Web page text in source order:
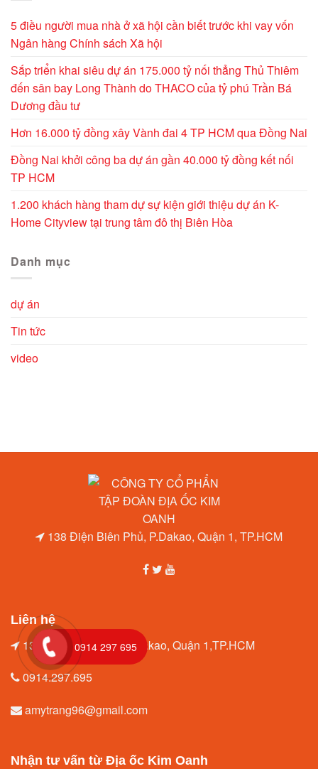
5 điều người mua nhà ở xã hội cần biết trước khi vay vốn
Ngân hàng Chính sách Xã hội
Sắp triển khai siêu dự án 175.000 tỷ nối thẳng Thủ Thiêm
đến sân bay Long Thành do THACO của tỷ phú Trần Bá
Dương đầu tư
Hơn 16.000 tỷ đồng xây Vành đai 4 TP HCM qua Đồng Nai
Đồng Nai khởi công ba dự án gần 40.000 tỷ đồng kết nối
TP HCM
1.200 khách hàng tham dự sự kiện giới thiệu dự án K-
Home Cityview tại trung tâm đô thị Biên Hòa
Danh mục
dự án
Tin tức
video
138 Điện Biên Phủ, P.Dakao, Quận 1, TP.HCM
Liên hệ
138 Điện Biên Phủ, P.Dakao, Quận 1,TP.HCM
0914.297.695
amytrang96@gmail.com
Nhận tư vấn từ Địa ốc Kim Oanh
0914 297 695